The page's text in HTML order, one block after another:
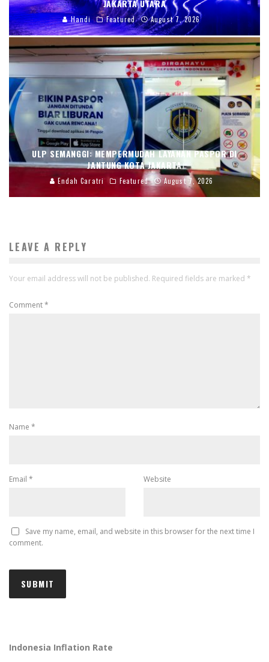
JAKARTA UTARA
Handi Featured August 7, 2026
ULP SEMANGGI: MEMPERMUDAH LAYANAN PASPOR DI
JANTUNG KOTA JAKARTA
Endah Caratri Featured August 7, 2026
LEAVE A REPLY
Your email address will not be published. Required fields are marked *
Comment*
Name *
Email * Website
Save my name, email, and website in this browser for the next time I
comment.
Indonesia Inflation Rate